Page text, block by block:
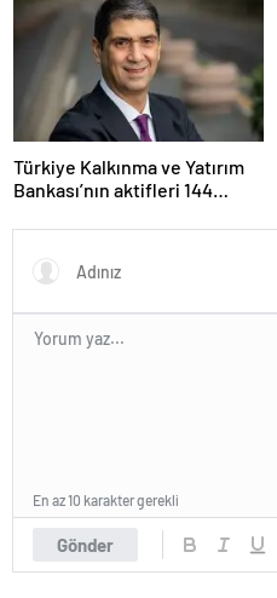
Türkiye Kalkınma ve Yatırım
Bankası’nın aktifleri 144
Gönder
En az 10 karakter gerekli